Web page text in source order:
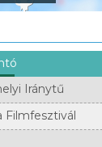
Iránytű
Filmfesztivál